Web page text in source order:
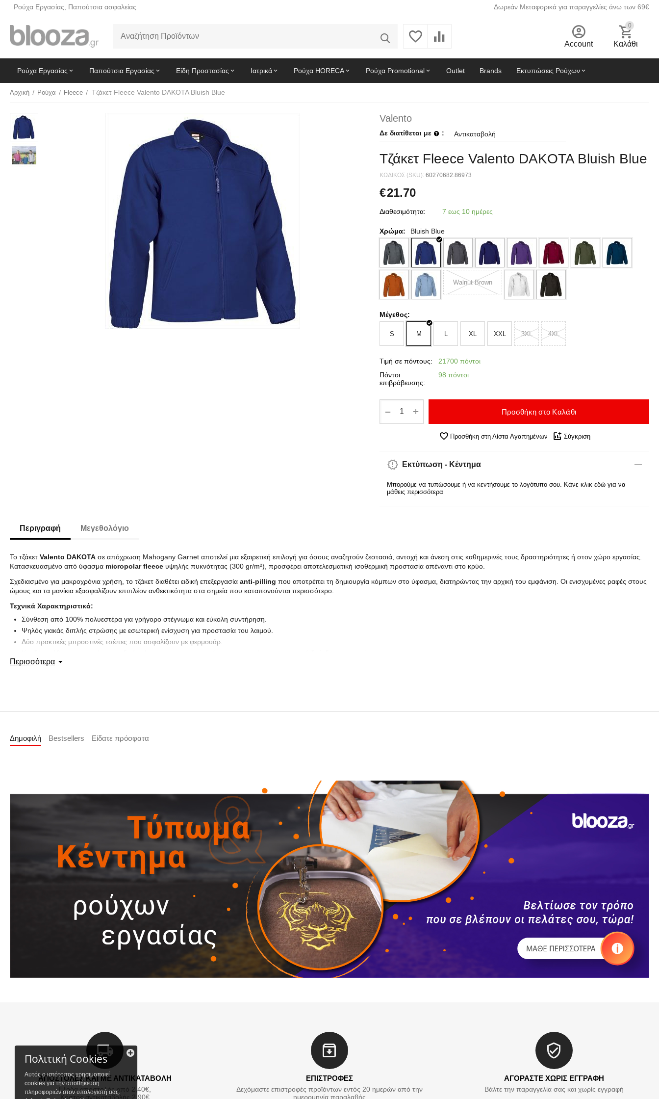
Ρούχα Εργασίας, Παπούτσια ασφαλείας Δωρεάν Μεταφορικά για παραγγελίες άνω των 69€
Account
0
Καλάθι
Ρούχα Εργασίας Παπούτσια Εργασίας Είδη Προστασίας Ιατρικά Ρούχα HORECA Ρούχα Promotional Outlet Brands Εκτυπώσεις Ρούχων
Αρχική / Ρούχα / Fleece / Τζάκετ Fleece Valento DAKOTA Bluish Blue
Valento
Δε διατίθεται με : Αντικαταβολή
Τζάκετ Fleece Valento DAKOTA Bluish Blue
ΚΩΔΙΚΟΣ (SKU): 60270682.86973
€21.70
Διαθεσιμότητα: 7 εως 10 ημέρες
Χρώμα: Bluish Blue
Walnut Brown
Μέγεθος:
S M L XL XXL 3XL 4XL
Τιμή σε πόντους:
21700 πόντοι
Πόντοι
επιβράβευσης:
98 πόντοι
+
− Προσθήκη στο Καλάθι
Προσθήκη στη Λίστα Αγαπημένων Σύγκριση
Εκτύπωση - Κέντημα
Μπορούμε να τυπώσουμε ή να κεντήσουμε το λογότυπο σου. Κάνε κλικ εδώ για να
μάθεις περισσότερα
Περιγραφή Μεγεθολόγιο
Το τζάκετ Valento DAKOTA σε απόχρωση Mahogany Garnet αποτελεί μια εξαιρετική επιλογή για όσους αναζητούν ζεστασιά, αντοχή και άνεση στις καθημερινές τους δραστηριότητες ή στον χώρο εργασίας.
Κατασκευασμένο από ύφασμα micropolar fleece υψηλής πυκνότητας (300 gr/m²), προσφέρει αποτελεσματική ισοθερμική προστασία απέναντι στο κρύο.
Σχεδιασμένο για μακροχρόνια χρήση, το τζάκετ διαθέτει ειδική επεξεργασία anti-pilling που αποτρέπει τη δημιουργία κόμπων στο ύφασμα, διατηρώντας την αρχική του εμφάνιση. Οι ενισχυμένες ραφές στους
ώμους και τα μανίκια εξασφαλίζουν επιπλέον ανθεκτικότητα στα σημεία που καταπονούνται περισσότερο.
Τεχνικά Χαρακτηριστικά:
Σύνθεση από 100% πολυεστέρα για γρήγορο στέγνωμα και εύκολη συντήρηση.
Ψηλός γιακάς διπλής στρώσης με εσωτερική ενίσχυση για προστασία του λαιμού.
Δύο πρακτικές μπροστινές τσέπες που ασφαλίζουν με φερμουάρ.
Εσωτερικές ελαστικές μανσέτες στα μανίκια για σταθερό κράτημα και άνεση.
Περισσότερα
Δημοφιλή Bestsellers Είδατε πρόσφατα
ΑΠΟΣΤΟΛΕΣ ΚΑΙ ΜΕ ΑΝΤΙΚΑΤΑΒΟΛΗ
Εξοδα αποστολής από 2,40€,
Κόστος αντικαταβολής 2,90€
ΕΠΙΣΤΡΟΦΕΣ
Δεχόμαστε επιστροφές προϊόντων εντός 20 ημερών από την
ημερομηνία παραλαβής
ΑΓΟΡΑΣΤΕ ΧΩΡΙΣ ΕΓΓΡΑΦΗ
Βάλτε την παραγγελία σας και χωρίς εγγραφή
Πολιτική Cookies
Αυτός ο ιστότοπος χρησιμοποιεί
cookies για την αποθήκευση
πληροφοριών στον υπολογιστή σας.